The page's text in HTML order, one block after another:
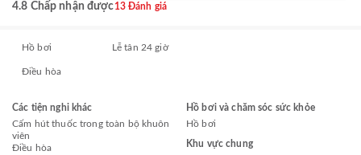
4.8 Chấp nhận được13 Đánh giá
Hồ bơi Lễ tân 24 giờ
Điều hòa
Các tiện nghi khác
Cấm hút thuốc trong toàn bộ khuôn
viên
Điều hòa
Hồ bơi và chăm sóc sức khỏe
Hồ bơi
Khu vực chung